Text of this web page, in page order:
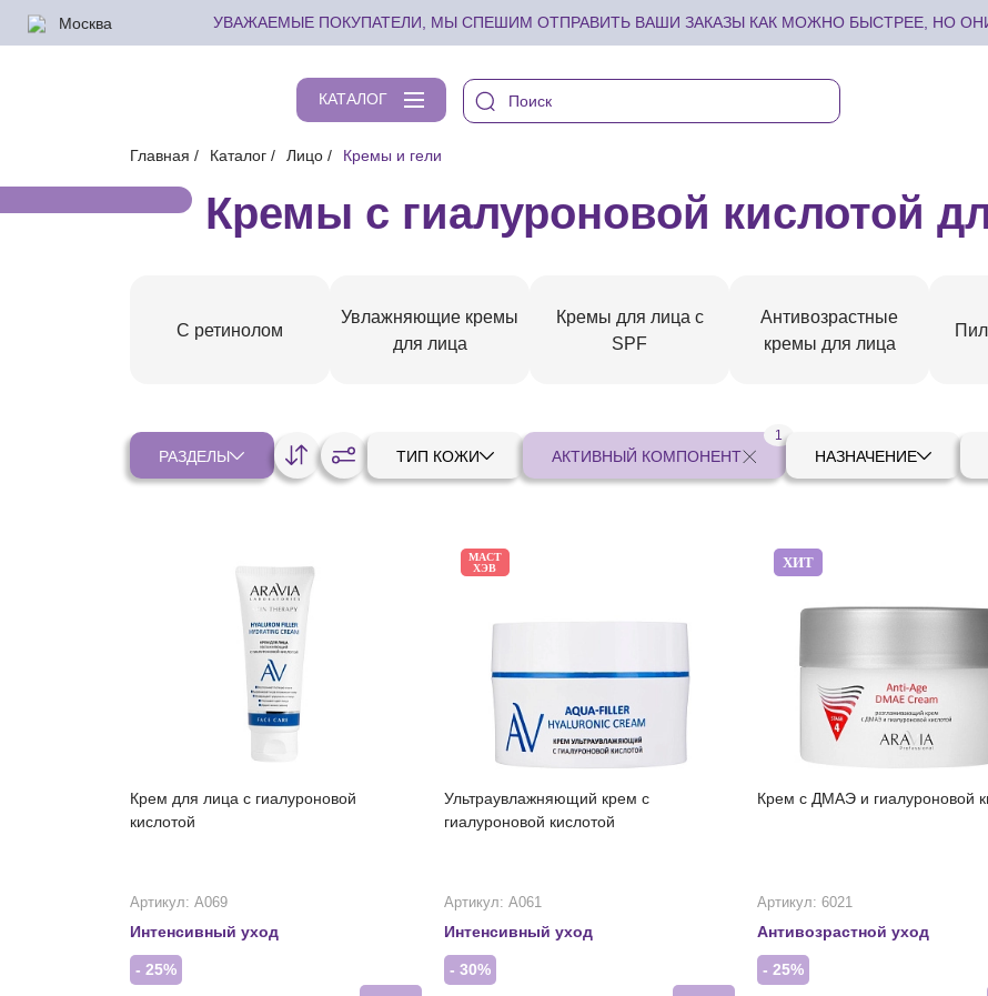
УВАЖАЕМЫЕ ПОКУПАТЕЛИ, МЫ СПЕШИМ ОТПРАВИТЬ ВАШИ ЗАКАЗЫ КАК МОЖНО БЫСТРЕЕ, НО
Москва
КАТАЛОГ
Главная Каталог Лицо Кремы и гели
Кремы с гиалуроновой кислотой
С ретинолом
Увлажняющие кремы
для лица
Кремы для лица с
SPF
Антивозрастные
кремы для лица
РАЗДЕЛЫ ТИП КОЖИ АКТИВНЫЙ КОМПОНЕНТ
1
НАЗНАЧЕНИЕ
Крем для лица с гиалуроновой
кислотой
Артикул: А069
Интенсивный уход
- 25%
МАСТ
ХЭВ
Ультраувлажняющий крем с
гиалуроновой кислотой
Артикул: А061
Интенсивный уход
- 30%
ХИТ
Крем с ДМАЭ и гиалуроновой
Артикул: 6021
Антивозрастной уход
- 25%